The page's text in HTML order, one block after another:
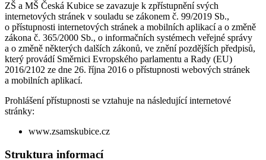
ZŠ a MŠ Česká Kubice se zavazuje k zpřístupnění svých
internetových stránek v souladu se zákonem č. 99/2019 Sb.,
o přístupnosti internetových stránek a mobilních aplikací a o změně
zákona č. 365/2000 Sb., o informačních systémech veřejné správy
a o změně některých dalších zákonů, ve znění pozdějších předpisů,
který provádí Směrnici Evropského parlamentu a Rady (EU)
2016/2102 ze dne 26. října 2016 o přístupnosti webových stránek
a mobilních aplikací.
Prohlášení přístupnosti se vztahuje na následující internetové
stránky:
www.zsamskubice.cz
Struktura informací